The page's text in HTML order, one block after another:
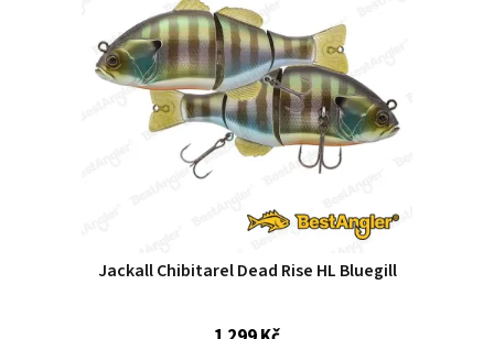
Jackall Chibitarel Dead Rise HL Bluegill